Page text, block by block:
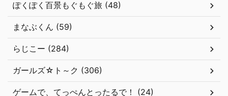
ぽくぽく百景もぐもぐ旅 (48)
まなぶくん (59)
らじこー (284)
ガールズ☆ト～ク (306)
ゲームで、てっぺんとったるで！ (24)